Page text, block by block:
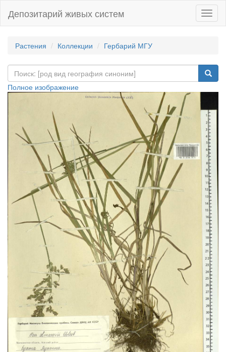
Депозитарий живых систем
Растения Коллекции Гербарий МГУ
Полное изображение